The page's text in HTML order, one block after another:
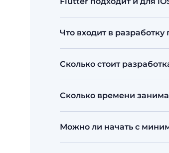
отдельные версии, при
обновления и поддержку.
Что входит в
Google Play.
Сколько стоит
зависимости от числа
Сколько времени
Можно ли начать с